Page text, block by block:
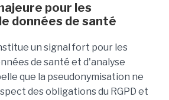
pour les
données de santé
un signal fort pour les
de santé et d'analyse
que la pseudonymisation ne
des obligations du RGPD et